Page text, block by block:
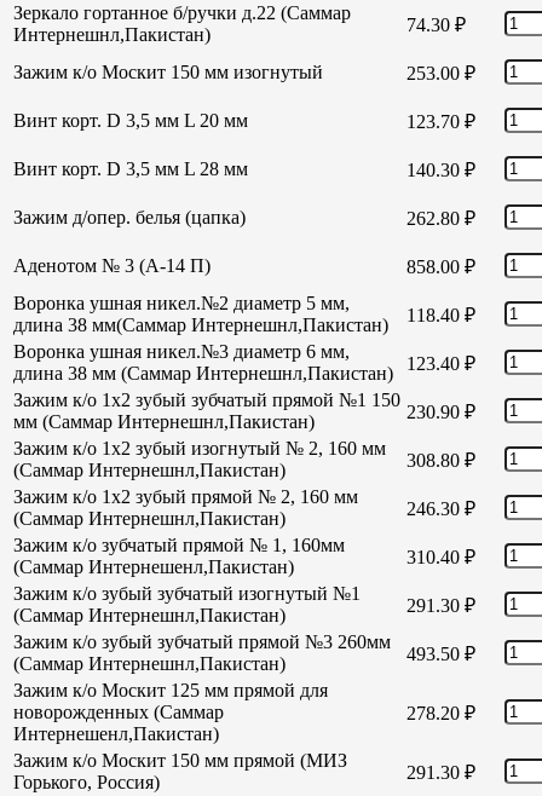
Зеркало гортанное б/ручки д.22 (Саммар
Интернешнл,Пакистан)
74.30 ₽
Зажим к/о Москит 150 мм изогнутый 253.00 ₽
Винт корт. D 3,5 мм L 20 мм 123.70 ₽
Винт корт. D 3,5 мм L 28 мм 140.30 ₽
Зажим д/опер. белья (цапка) 262.80 ₽
Аденотом № 3 (А-14 П) 858.00 ₽
Воронка ушная никел.№2 диаметр 5 мм,
длина 38 мм(Саммар Интернешнл,Пакистан)
118.40 ₽
Воронка ушная никел.№3 диаметр 6 мм,
длина 38 мм (Саммар Интернешнл,Пакистан)
123.40 ₽
Зажим к/о 1х2 зубый зубчатый прямой №1 150
мм (Саммар Интернешнл,Пакистан)
230.90 ₽
Зажим к/о 1х2 зубый изогнутый № 2, 160 мм
(Саммар Интернешнл,Пакистан)
308.80 ₽
Зажим к/о 1х2 зубый прямой № 2, 160 мм
(Саммар Интернешнл,Пакистан)
246.30 ₽
Зажим к/о зубчатый прямой № 1, 160мм
(Саммар Интернешенл,Пакистан)
310.40 ₽
Зажим к/о зубый зубчатый изогнутый №1
(Саммар Интернешнл,Пакистан)
291.30 ₽
Зажим к/о зубый зубчатый прямой №3 260мм
(Саммар Интернешнл,Пакистан)
493.50 ₽
Зажим к/о Москит 125 мм прямой для
новорожденных (Саммар
Интернешенл,Пакистан)
278.20 ₽
Зажим к/о Москит 150 мм прямой (МИЗ
Горького, Россия)
291.30 ₽